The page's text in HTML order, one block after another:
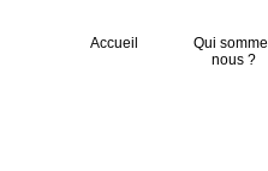
Accueil
Qui
nous ?